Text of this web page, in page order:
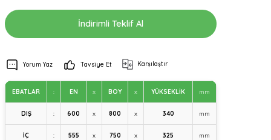
İndirimli Teklif Al
Yorum Yaz Tavsiye Et Karşılaştır
EBATLAR : EN x BOY x YÜKSEKLİK mm
DIŞ : 600 x 800 x 340 mm
İÇ : 555 x 750 x 325 mm